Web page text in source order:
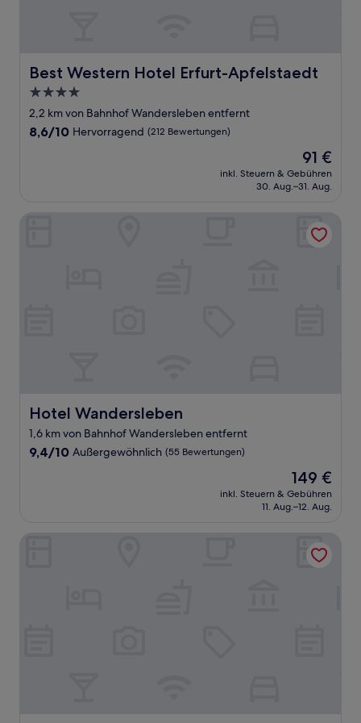
Best Western Hotel Erfurt-Apfelstaedt
Best Western Hotel Erfurt-Apfelstaedt
4.0-
Sterne-
Unterkunft
2,2 km von Bahnhof Wandersleben entfernt
8.6
8,6/10 Hervorragend (212 Bewertungen)
Der
Preis
beträgt
91 €
inkl. Steuern & Gebühren
30. Aug.–31. Aug.
Hotel Wandersleben
Hotel Wandersleben
1,6 km von Bahnhof Wandersleben entfernt
9.4
9,4/10 Außergewöhnlich (55 Bewertungen)
Der
Preis
beträgt
149 €
inkl. Steuern & Gebühren
11. Aug.–12. Aug.